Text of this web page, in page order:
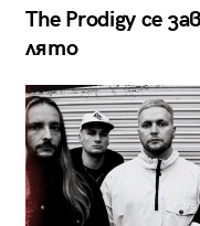
The Prodigy се
лято